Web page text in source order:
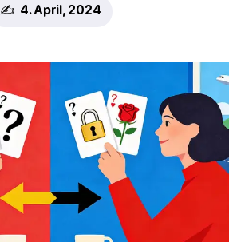
✍️ 4. April, 2024